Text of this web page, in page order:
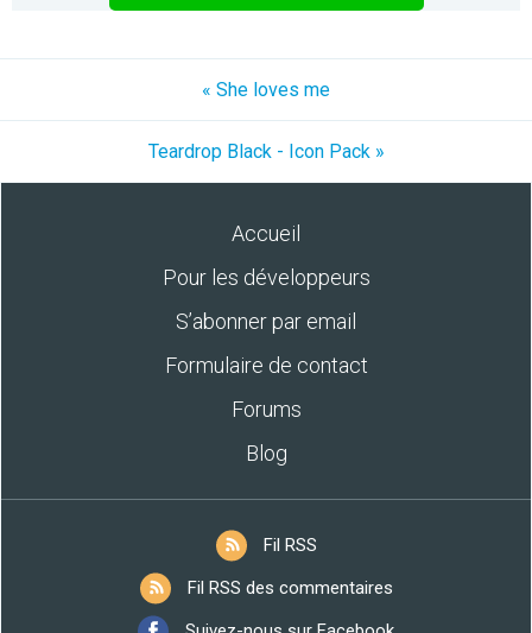
« She loves me
Teardrop Black - Icon Pack »
Accueil
Pour les développeurs
S’abonner par email
Formulaire de contact
Forums
Blog
Fil RSS
Fil RSS des commentaires